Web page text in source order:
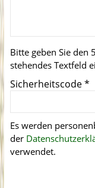
Bitte geben Sie den
stehendes Textfeld
Sicherheitscode*
Es werden
der
verwendet.